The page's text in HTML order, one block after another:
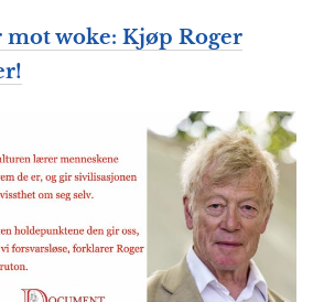
mot woke: Kjøp Roger